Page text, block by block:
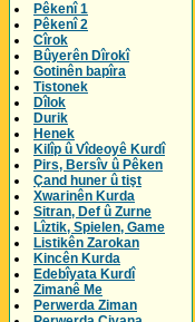
Pêkenî 1
Pêkenî 2
Cîrok
Bûyerên Dîrokî
Gotinên bapîra
Tistonek
Dîlok
Durik
Henek
Kilîp û Vîdeoyê Kurdî
Pirs, Bersîv û Pêken
Çand huner û tişt
Xwarinên Kurda
Sitran, Def û Zurne
Lîztik, Spielen, Game
Listikên Zarokan
Kincên Kurda
Edebîyata Kurdî
Zimanê Me
Perwerda Ziman